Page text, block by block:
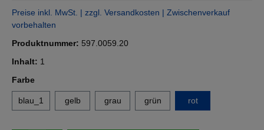
Preise inkl. MwSt. | zzgl. Versandkosten | Zwischenverkauf
vorbehalten
Produktnummer: 597.0059.20
Inhalt: 1
Farbeauswählen
blau_1 gelb grau grün rot